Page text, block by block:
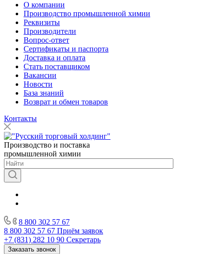
О компании
Производство промышленной химии
Реквизиты
Производители
Вопрос-ответ
Сертификаты и паспорта
Доставка и оплата
Стать поставщиком
Вакансии
Новости
База знаний
Возврат и обмен товаров
Контакты
Производство и поставка
промышленной химии
8 800 302 57 67
8 800 302 57 67 Приём заявок
+7 (831) 282 10 90 Секретарь
Заказать звонок